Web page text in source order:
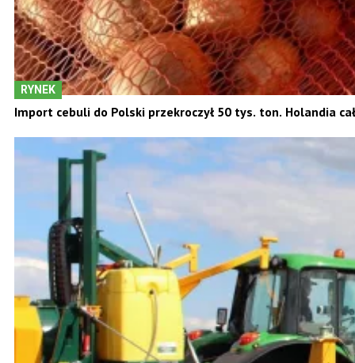
RYNEK
Import cebuli do Polski przekroczył 50 tys. ton. Holandia